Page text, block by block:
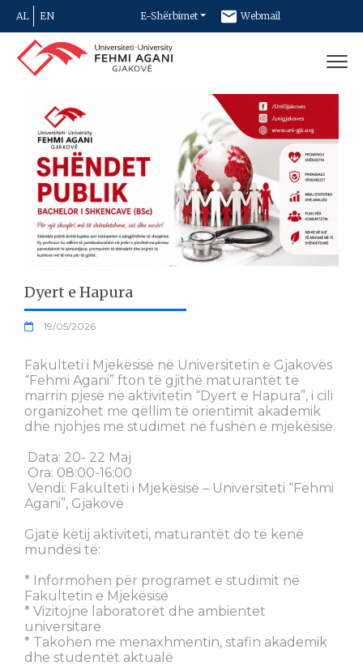
AL EN E-Shërbimet Webmail
Newsletter
Dyert e Hapura
19/05/2026
Fakulteti i Mjekësisë në Universitetin e Gjakovës
“Fehmi Agani” fton të gjithë maturantët të
marrin pjesë në aktivitetin “Dyert e Hapura”, i cili
organizohet me qëllim të orientimit akademik
dhe njohjes me studimet në fushën e mjekësisë.
Data: 20- 22 Maj
Ora: 08:00-16:00
Vendi: Fakulteti i Mjekësisë – Universiteti “Fehmi
Agani”, Gjakovë
Gjatë këtij aktiviteti, maturantët do të kenë
mundësi të:
* Informohen për programet e studimit në
Fakultetin e Mjekësisë
* Vizitojnë laboratorët dhe ambientet
universitare
* Takohen me menaxhmentin, stafin akademik
dhe studentët aktualë